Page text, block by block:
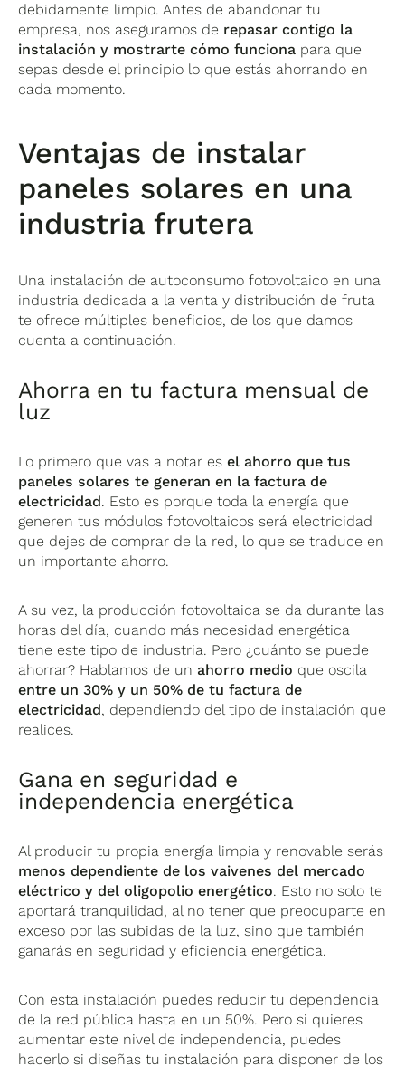
debidamente limpio. Antes de abandonar tu
empresa, nos aseguramos de repasar contigo la
instalación y mostrarte cómo funciona para que
sepas desde el principio lo que estás ahorrando en
cada momento.
Ventajas de instalar
paneles solares en una
industria frutera
Una instalación de autoconsumo fotovoltaico en una
industria dedicada a la venta y distribución de fruta
te ofrece múltiples beneficios, de los que damos
cuenta a continuación.
Ahorra en tu factura mensual de
luz
Lo primero que vas a notar esel ahorro que tus
paneles solares te generan en la factura de
electricidad. Esto es porque toda la energía que
generen tus módulos fotovoltaicos será electricidad
que dejes de comprar de la red, lo que se traduce en
un importante ahorro.
A su vez, la producción fotovoltaica se da durante las
horas del día, cuando más necesidad energética
tiene este tipo de industria. Pero ¿cuánto se puede
ahorrar? Hablamos de un ahorro medio que oscila
entre un 30% y un 50% de tu factura de
electricidad, dependiendo del tipo de instalación que
realices.
Gana en seguridad e
independencia energética
Al producir tu propia energía limpia y renovable serás
menos dependiente de los vaivenes del mercado
eléctrico y del oligopolio energético. Esto no solo te
aportará tranquilidad, al no tener que preocuparte en
exceso por las subidas de la luz, sino que también
ganarás en seguridad y eficiencia energética.
Con esta instalación puedes reducir tu dependencia
de la red pública hasta en un 50%. Pero si quieres
aumentar este nivel de independencia, puedes
hacerlo si diseñas tu instalación para disponer de los